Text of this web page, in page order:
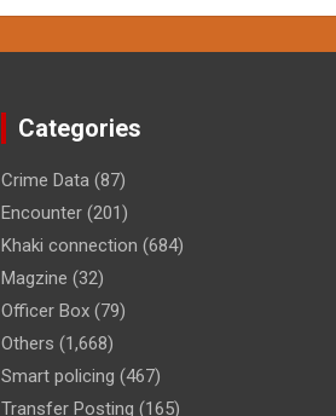
Categories
Crime Data (87)
Encounter (201)
Khaki connection (684)
Magzine (32)
Officer Box (79)
Others (1,668)
Smart policing (467)
Transfer Posting (165)